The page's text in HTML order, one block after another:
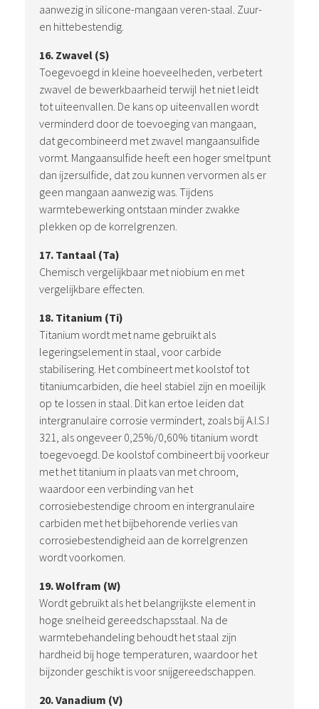
aanwezig in silicone-mangaan veren-staal. Zuur-
en hittebestendig.
16. Zwavel (S)
Toegevoegd in kleine hoeveelheden, verbetert
zwavel de bewerkbaarheid terwijl het niet leidt
tot uiteenvallen. De kans op uiteenvallen wordt
verminderd door de toevoeging van mangaan,
dat gecombineerd met zwavel mangaansulfide
vormt. Mangaansulfide heeft een hoger smeltpunt
dan ijzersulfide, dat zou kunnen vervormen als er
geen mangaan aanwezig was. Tijdens
warmtebewerking ontstaan minder zwakke
plekken op de korrelgrenzen.
17. Tantaal (Ta)
Chemisch vergelijkbaar met niobium en met
vergelijkbare effecten.
18. Titanium (Ti)
Titanium wordt met name gebruikt als
legeringselement in staal, voor carbide
stabilisering. Het combineert met koolstof tot
titaniumcarbiden, die heel stabiel zijn en moeilijk
op te lossen in staal. Dit kan ertoe leiden dat
intergranulaire corrosie vermindert, zoals bij A.I.S.I
321, als ongeveer 0,25%/0,60% titanium wordt
toegevoegd. De koolstof combineert bij voorkeur
met het titanium in plaats van met chroom,
waardoor een verbinding van het
corrosiebestendige chroom en intergranulaire
carbiden met het bijbehorende verlies van
corrosiebestendigheid aan de korrelgrenzen
wordt voorkomen.
19. Wolfram (W)
Wordt gebruikt als het belangrijkste element in
hoge snelheid gereedschapsstaal. Na de
warmtebehandeling behoudt het staal zijn
hardheid bij hoge temperaturen, waardoor het
bijzonder geschikt is voor snijgereedschappen.
20. Vanadium (V)